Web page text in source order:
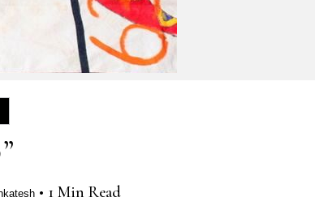
• 1 Min Read